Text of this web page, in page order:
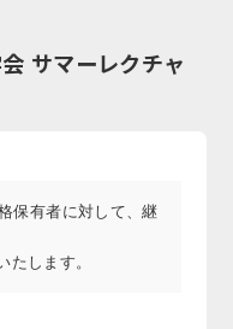
サマーレクチャ
保有者に対して、継
たします。